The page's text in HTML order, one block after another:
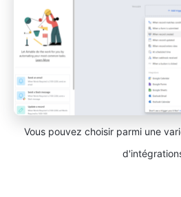
Vous pouvez choisir parmi une